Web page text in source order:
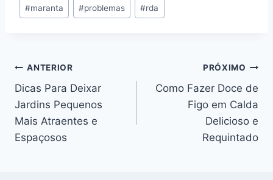
Post:
#maranta #problemas #rda
Navegação
de
Post
ANTERIOR
Dicas Para Deixar
Jardins Pequenos
Mais Atraentes e
Espaçosos
PRÓXIMO
Como Fazer Doce de
Figo em Calda
Delicioso e
Requintado